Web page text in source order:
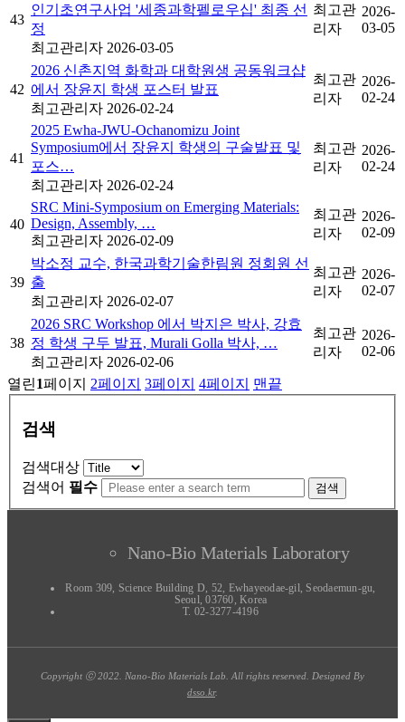
43
인기초연구사업 '세종과학펠로우십' 최종 선
정
최고관리자 2026-03-05
최고관
리자
2026-
03-05
42
2026 신촌지역 화학과 대학원생 공동워크샵
에서 장윤지 학생 포스터 발표
최고관리자 2026-02-24
최고관
리자
2026-
02-24
41
2025 Ewha-JWU-Ochanomizu Joint
Symposium에서 장윤지 학생의 구술발표 및
포스…
최고관리자 2026-02-24
최고관
리자
2026-
02-24
40
SRC Mini-Symposium on Emerging Materials:
Design, Assembly, …
최고관리자 2026-02-09
최고관
리자
2026-
02-09
39
박소정 교수, 한국과학기술한림원 정회원 선
출
최고관리자 2026-02-07
최고관
리자
2026-
02-07
38
2026 SRC Workshop 에서 박지은 박사, 강효
정 학생 구두 발표, Murali Golla 박사, …
최고관리자 2026-02-06
최고관
리자
2026-
02-06
열린1페이지 2페이지 3페이지 4페이지 맨끝
검색
검색대상
검색어 필수 검색
Nano-Bio Materials Laboratory
Room 309, Science Building D, 52, Ewhayeodae-gil, Seodaemun-gu,
Seoul, 03760, Korea
T. 02-3277-4196
Copyright ⓒ 2022. Nano-Bio Materials Lab. All rights reserved. Designed By
dsso.kr.